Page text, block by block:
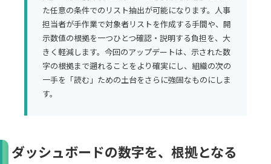
た任意の条件でのリスト抽出が可能になります。人事
担当者が手作業で対象者リストを作成する手間や、開
示数値の根拠を一つひとつ確認・説明する負担を、大
きく軽減します。今回のアップデートは、示された数
字の根拠まで遡れることをより確実にし、組織の次の
一手を「読む」ための土台をさらに強固なものにしま
す。
ダッシュボードの数字を、根拠となる